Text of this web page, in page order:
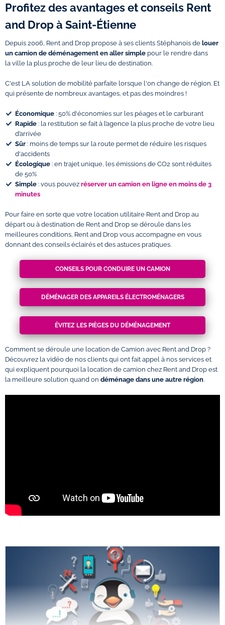
Profitez des avantages et conseils Rent
and Drop à Saint-Étienne
Depuis 2006, Rent and Drop propose à ses clients Stéphanois de louer
un camion de déménagement en aller simple pour le rendre dans
la ville la plus proche de leur lieu de destination.
C'est LA solution de mobilité parfaite lorsque l'on change de région. Et
qui présente de nombreux avantages, et pas des moindres !
Économique : 50% d'économies sur les péages et le carburant
Rapide : la restitution se fait à l’agence la plus proche de votre lieu
d’arrivée
Sûr : moins de temps sur la route permet de réduire les risques
d'accidents
Écologique : en trajet unique, les émissions de CO2 sont réduites
de 50%
Simple : vous pouvez réserver un camion en ligne en moins de 3
minutes
Pour faire en sorte que votre location utilitaire Rent and Drop au
départ ou à destination de Rent and Drop se déroule dans les
meilleures conditions, Rent and Drop vous accompagne en vous
donnant des conseils éclairés et des astuces pratiques.
CONSEILS POUR CONDUIRE UN CAMION
DÉMÉNAGER DES APPAREILS ÉLECTROMÉNAGERS
ÉVITEZ LES PIÈGES DU DÉMÉNAGEMENT
Comment se déroule une location de Camion avec Rent and Drop ?
Découvrez la vidéo de nos clients qui ont fait appel à nos services et
qui expliquent pourquoi la location de camion chez Rent and Drop est
la meilleure solution quand on déménage dans une autre région.